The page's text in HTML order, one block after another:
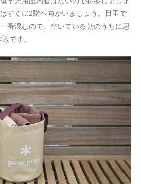
すぐに2階へ向かいましょう。目玉で
番混むので、空いている朝のうちに思
です。